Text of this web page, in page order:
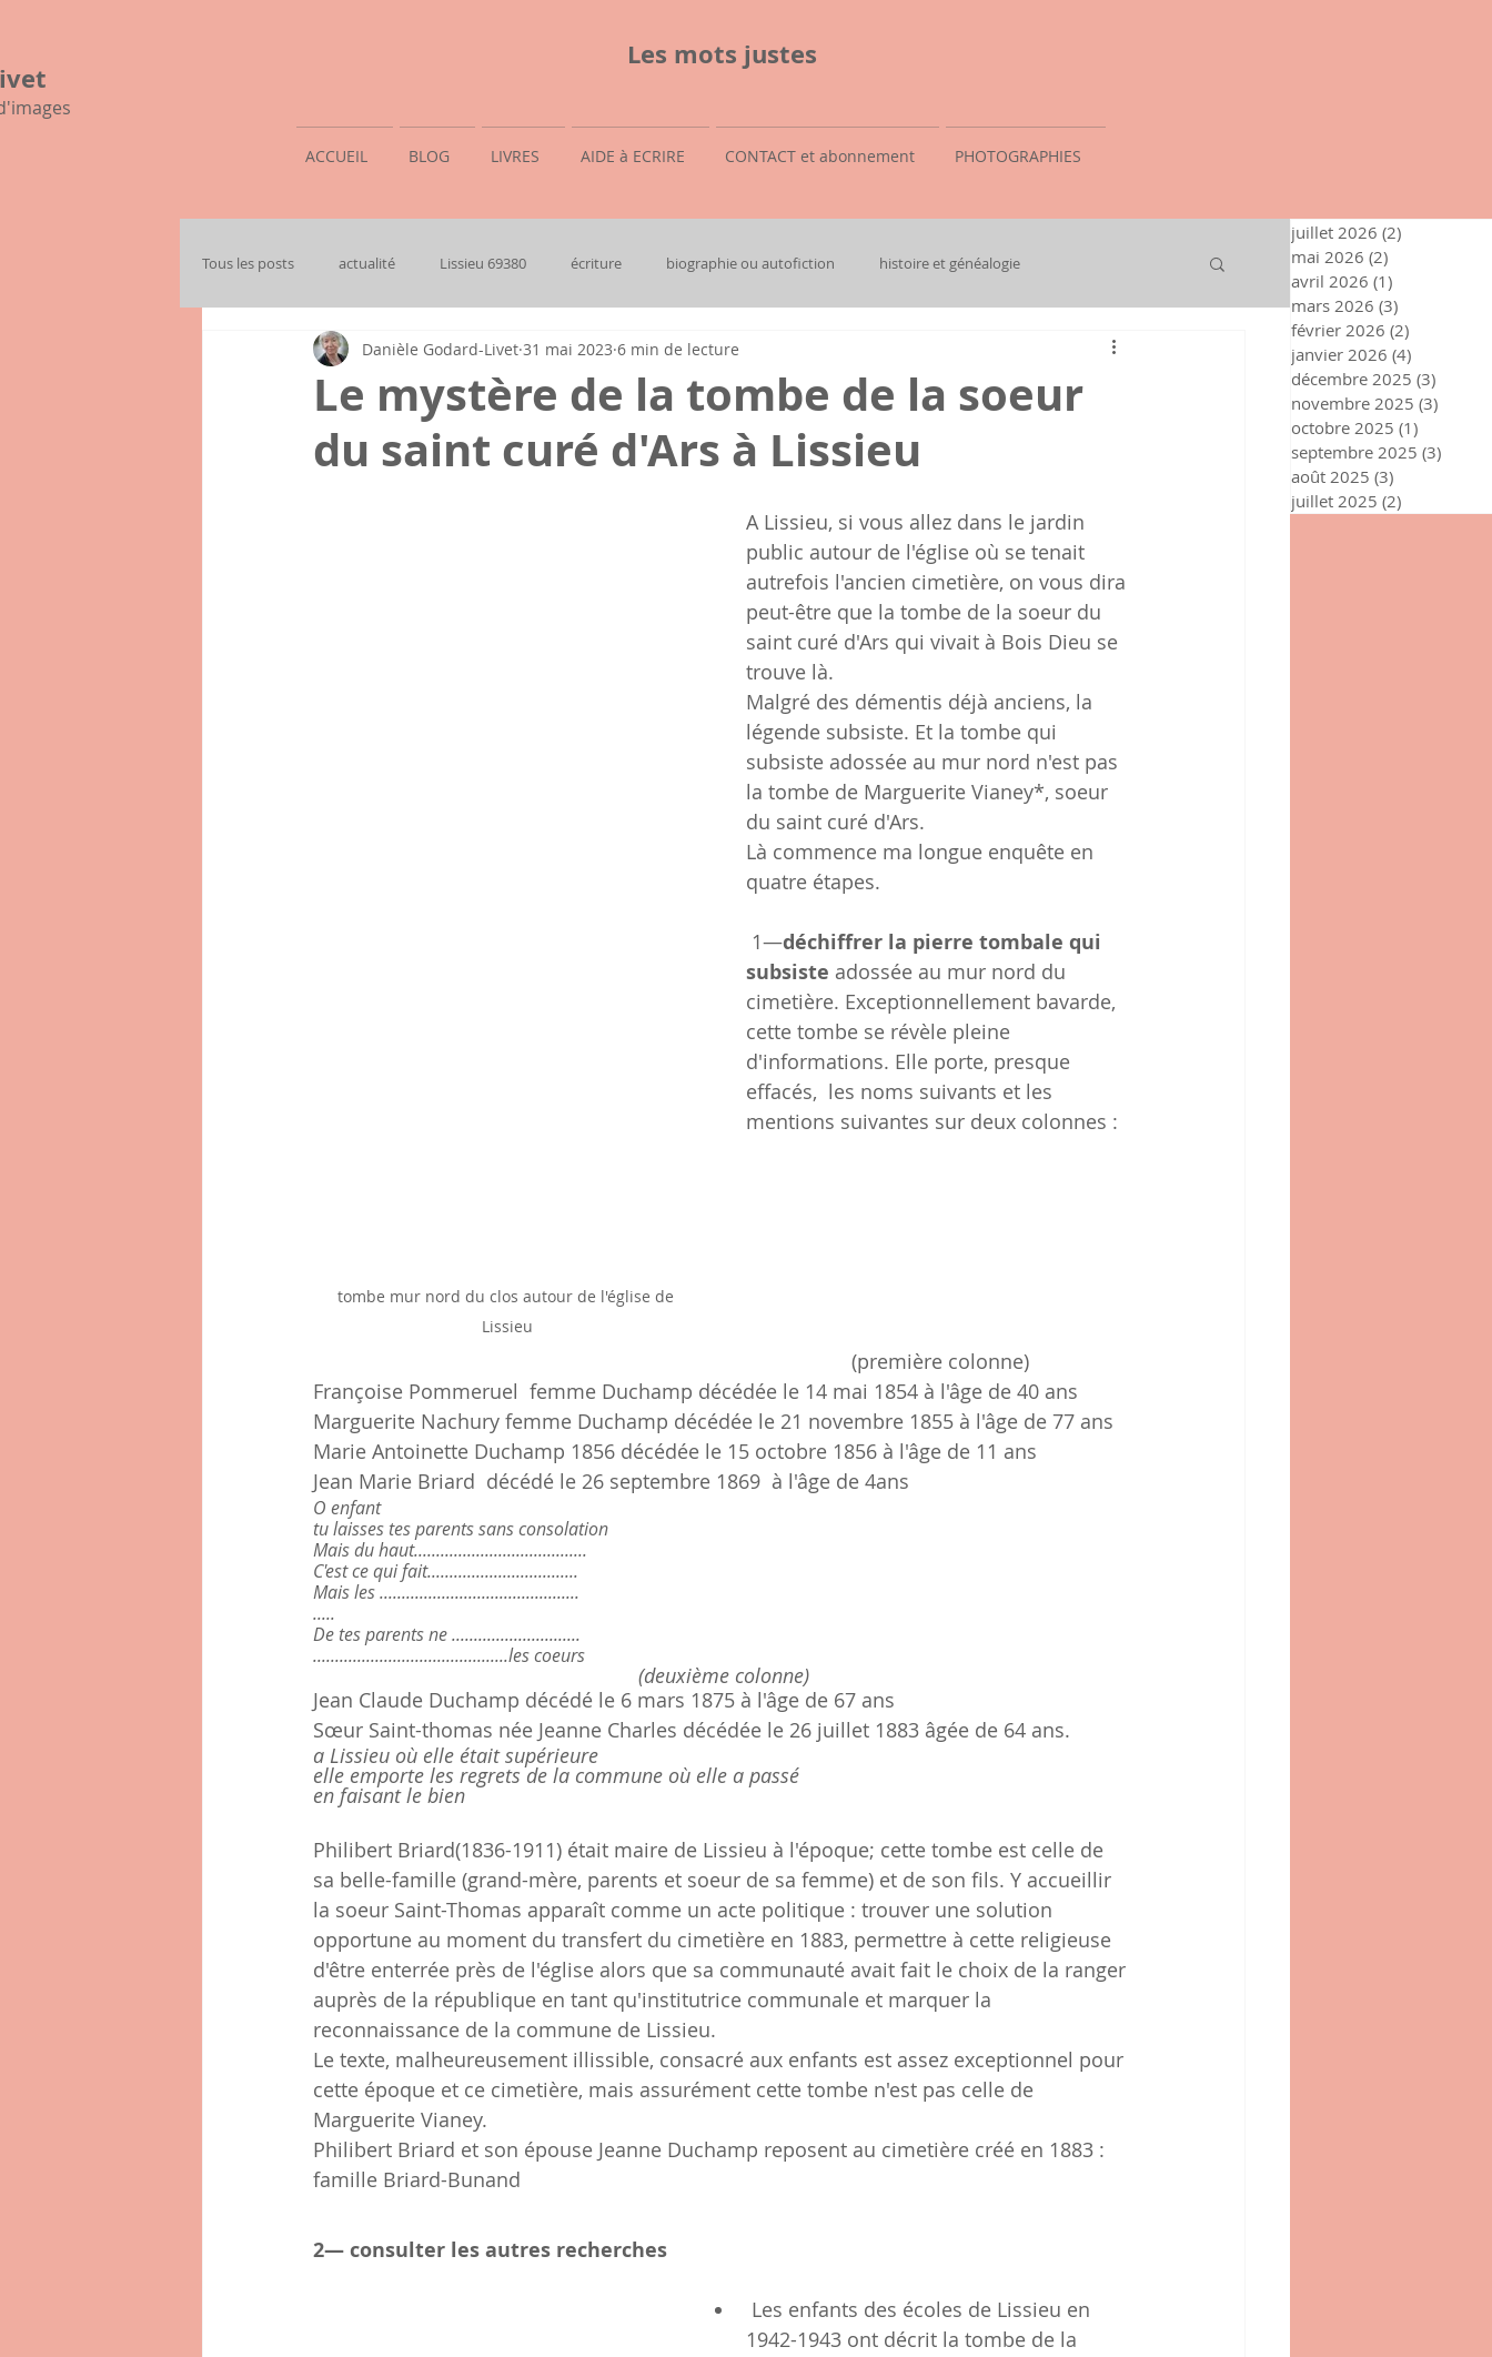
Les mots justes
ACCUEIL BLOG LIVRES AIDE à ECRIRE CONTACT et abonnement PHOTOGRAPHIES
Tous les posts actualité Lissieu 69380 écriture biographie ou autofiction histoire et généalogie
mon histoire familiale
Le mystère de la tombe de la soeur
du saint curé d'Ars à Lissieu
Danièle Godard-Livet 31 mai 2023 6 min de lecture
tombe mur nord du clos autour de l'église de
Lissieu
A Lissieu, si vous allez dans le jardin
public autour de l'église où se tenait
autrefois l'ancien cimetière, on vous dira
peut-être que la tombe de la soeur du
saint curé d'Ars qui vivait à Bois Dieu se
trouve là.
Malgré des démentis déjà anciens, la
légende subsiste. Et la tombe qui
subsiste adossée au mur nord n'est pas
la tombe de Marguerite Vianey*, soeur
du saint curé d'Ars.
Là commence ma longue enquête en
quatre étapes.
1—déchiffrer la pierre tombale qui
subsiste adossée au mur nord du
cimetière. Exceptionnellement bavarde,
cette tombe se révèle pleine
d'informations. Elle porte, presque
effacés,  les noms suivants et les
mentions suivantes sur deux colonnes :
(première colonne)
Françoise Pommeruel  femme Duchamp décédée le 14 mai 1854 à l'âge de 40 ans
Marguerite Nachury femme Duchamp décédée le 21 novembre 1855 à l'âge de 77 ans
Marie Antoinette Duchamp 1856 décédée le 15 octobre 1856 à l'âge de 11 ans
Jean Marie Briard  décédé le 26 septembre 1869  à l'âge de 4ans
O enfant
tu laisses tes parents sans consolation
Mais du haut.......................................
C'est ce qui fait..................................
Mais les .............................................
.....
De tes parents ne .............................
............................................les coeurs
(deuxième colonne)
Jean Claude Duchamp décédé le 6 mars 1875 à l'âge de 67 ans
Sœur Saint-thomas née Jeanne Charles décédée le 26 juillet 1883 âgée de 64 ans.
a Lissieu où elle était supérieure
elle emporte les regrets de la commune où elle a passé
en faisant le bien
Philibert Briard(1836-1911) était maire de Lissieu à l'époque; cette tombe est celle de
sa belle-famille (grand-mère, parents et soeur de sa femme) et de son fils. Y accueillir
la soeur Saint-Thomas apparaît comme un acte politique : trouver une solution
opportune au moment du transfert du cimetière en 1883, permettre à cette religieuse
d'être enterrée près de l'église alors que sa communauté avait fait le choix de la ranger
auprès de la république en tant qu'institutrice communale et marquer la
reconnaissance de la commune de Lissieu.
Le texte, malheureusement illissible, consacré aux enfants est assez exceptionnel pour
cette époque et ce cimetière, mais assurément cette tombe n'est pas celle de
Marguerite Vianey.
Philibert Briard et son épouse Jeanne Duchamp reposent au cimetière créé en 1883 :
famille Briard-Bunand
2— consulter les autres recherches
1942-1943 ont décrit la tombe de la
juillet 2026 (2)
mai 2026 (2)
avril 2026 (1)
mars 2026 (3)
février 2026 (2)
janvier 2026 (4)
décembre 2025 (3)
novembre 2025 (3)
octobre 2025 (1)
septembre 2025 (3)
août 2025 (3)
juillet 2025 (2)